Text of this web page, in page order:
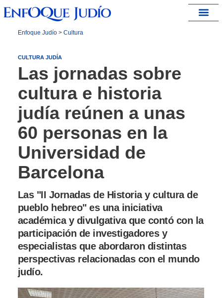
Enfoque Judío> Cultura
CULTURA JUDÍA
Las jornadas sobre
cultura e historia
judía reúnen a unas
60 personas en la
Universidad de
Barcelona
Las "II Jornadas de Historia y cultura de
pueblo hebreo" es una iniciativa
académica y divulgativa que contó con la
participación de investigadores y
especialistas que abordaron distintas
perspectivas relacionadas con el mundo
judío.